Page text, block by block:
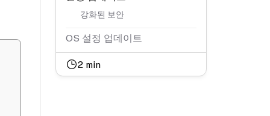
강화된 보안
OS 설정 업데이트
2 min